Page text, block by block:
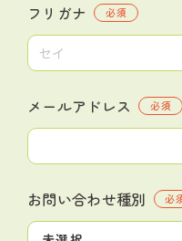
フリガナ 必須
メールアドレス 必須
お問い合わせ種別 必